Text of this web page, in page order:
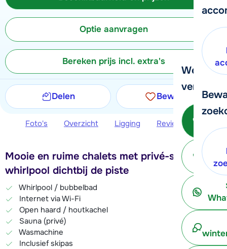
We
verder!
Bel
Optie aanvragen
Bereken prijs incl. extra's
Delen Bewaren
Foto's Overzicht Ligging Reviews
Mooie en ruime chalets met privé-sauna en
whirlpool dichtbij de piste
Whirlpool / bubbelbad
Internet via Wi-Fi
Open haard / houtkachel
Sauna (privé)
Wasmachine
Inclusief skipas